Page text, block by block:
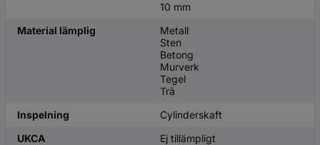
10 mm
Material lämplig
Metall
Sten
Betong
Murverk
Tegel
Trä
Inspelning
Cylinderskaft
UKCA
Ej tillämpligt